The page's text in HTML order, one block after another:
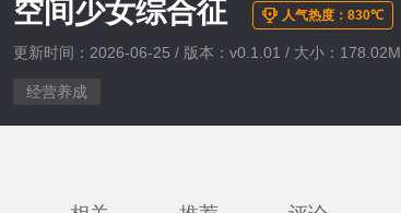
空间少女综合征 人气热度：830℃
更新时间：2026-06-25 / 版本：v0.1.01 / 大小：178.02M
经营养成